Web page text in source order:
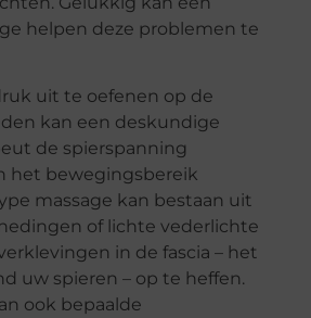
helpen deze problemen te
uit te oefenen op de
kan een deskundige
de spierspanning
het bewegingsbereik
massage kan bestaan uit
of lichte vederlichte
in de fascia – het
uw spieren – op te heffen.
ook bepaalde